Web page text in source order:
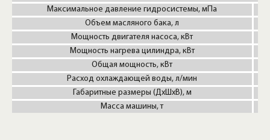
Максимальное давление гидросистемы, мПа
Объем масляного бака, л
Мощность двигателя насоса, кВт
Мощность нагрева цилиндра, кВт
Общая мощность, кВт
Расход охлаждающей воды, л/мин
Габаритные размеры (ДxШxВ), м
Масса машины, т